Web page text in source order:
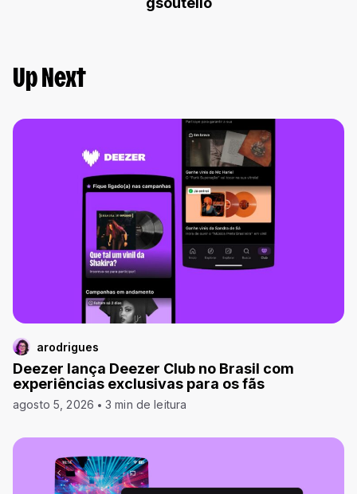
Up Next
arodrigues
Deezer lança Deezer Club no Brasil com
experiências exclusivas para os fãs
agosto 5, 2026 3 min de leitura